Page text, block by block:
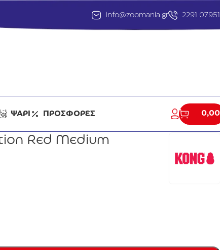
info@zoomania.gr 2291
ΨΑΡΙ ΠΡΟΣΦΟΡΕΣ 0,00
Red Medium